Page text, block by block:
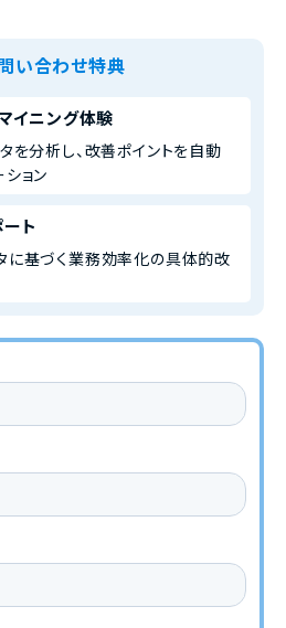
い合わせ特典
イニング体験
分析し、改善ポイントを自動
ョン
ト
基づく業務効率化の具体的改